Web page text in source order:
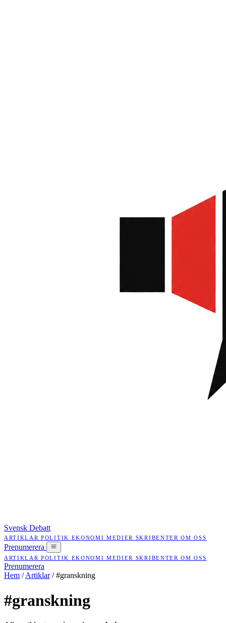
Svensk Debatt
ARTIKLARPOLITIK EKONOMIMEDIER SKRIBENTEROM OSS
Prenumerera
ARTIKLARPOLITIK EKONOMIMEDIER SKRIBENTEROM OSS
Prenumerera
Hem / Artiklar / #granskning
#granskning